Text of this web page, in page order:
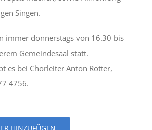
Singen.
immer donnerstags von 16.30 bis
Gemeindesaal statt.
es bei Chorleiter Anton Rotter,
4756.